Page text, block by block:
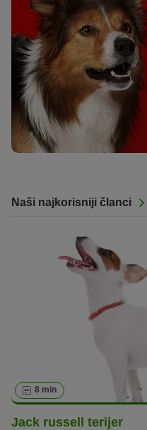
Naši najkorisniji članci
8 min
Jack russell terijer